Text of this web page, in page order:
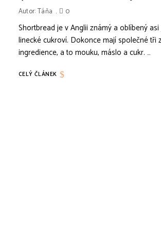
Autor:Táňa 0
Shortbread je v Anglii známý a oblíbený
linecké cukroví. Dokonce mají společné tři
ingredience, a to mouku, máslo a cukr. …
CELÝ ČLÁNEK